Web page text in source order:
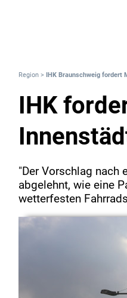
Region > IHK Braunschweig fordert
IHK
"Der Vorschlag nach
abgelehnt, wie eine
wetterfesten